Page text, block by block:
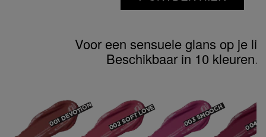
Voor een sensuele glans op je
Beschikbaar in 10 kleuren.